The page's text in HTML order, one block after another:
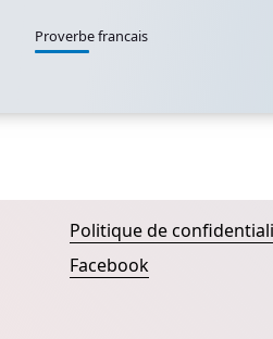
Proverbe francais
Politique de
Facebook